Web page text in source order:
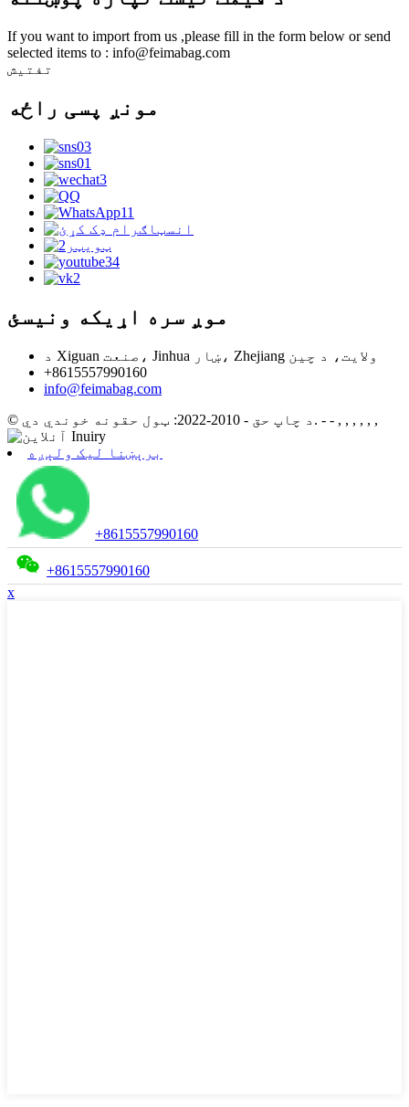
If you want to import from us ,please fill in the form below or send
selected items to : info@feimabag.com
تفتیش
مونږ پسی راځه
موږ سره اړیکه ونیسئ
د Xiguan صنعت، Jinhua ښار، Zhejiang ولايت، د چين
+8615557990160
info@feimabag.com
© د چاپ حق - 2010-2022: ټول حقونه خوندي دي. - - , , , , , ,
برېښنا لیک ولېږه
+8615557990160
+8615557990160
x